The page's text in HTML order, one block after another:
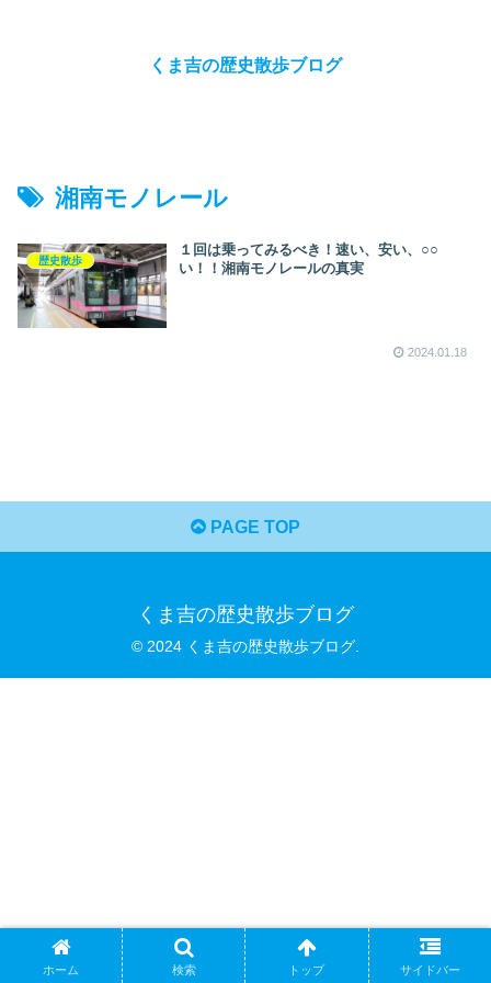
くま吉の歴史散歩ブログ
湘南モノレール
歴史散歩
１回は乗ってみるべき！速い、安い、○○
い！！湘南モノレールの真実
2024.01.18
PAGE TOP
くま吉の歴史散歩ブログ
© 2024 くま吉の歴史散歩ブログ.
ホーム 検索 トップ サイドバー